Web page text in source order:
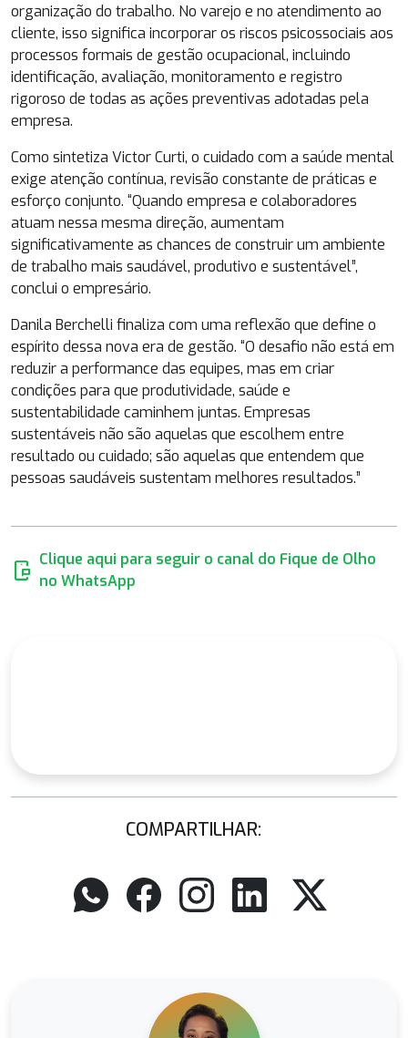
organização do trabalho. No varejo e no atendimento ao
cliente, isso significa incorporar os riscos psicossociais aos
processos formais de gestão ocupacional, incluindo
identificação, avaliação, monitoramento e registro
rigoroso de todas as ações preventivas adotadas pela
empresa.
Como sintetiza Victor Curti, o cuidado com a saúde mental
exige atenção contínua, revisão constante de práticas e
esforço conjunto. “Quando empresa e colaboradores
atuam nessa mesma direção, aumentam
significativamente as chances de construir um ambiente
de trabalho mais saudável, produtivo e sustentável”,
conclui o empresário.
Danila Berchelli finaliza com uma reflexão que define o
espírito dessa nova era de gestão. “O desafio não está em
reduzir a performance das equipes, mas em criar
condições para que produtividade, saúde e
sustentabilidade caminhem juntas. Empresas
sustentáveis não são aquelas que escolhem entre
resultado ou cuidado; são aquelas que entendem que
pessoas saudáveis sustentam melhores resultados.”
mobile_chat Clique aqui para seguir o canal do Fique de Olho
no WhatsApp
COMPARTILHAR: